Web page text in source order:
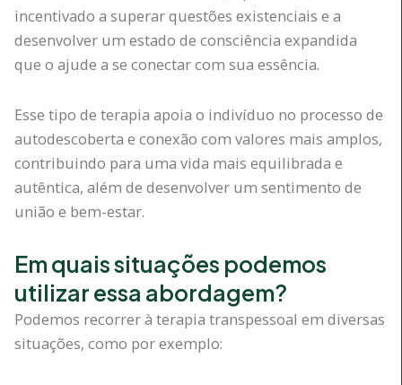
incentivado a superar questões existenciais e a
desenvolver um estado de consciência expandida
que o ajude a se conectar com sua essência.
Esse tipo de terapia apoia o indivíduo no processo de
autodescoberta e conexão com valores mais amplos,
contribuindo para uma vida mais equilibrada e
autêntica, além de desenvolver um sentimento de
união e bem-estar.
Em quais situações podemos
utilizar essa abordagem?
Podemos recorrer à terapia transpessoal em diversas
situações, como por exemplo: